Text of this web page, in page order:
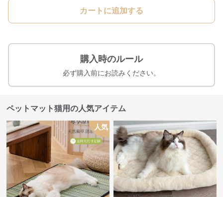
カートに追加する
購入時のルール
必ず購入前にお読みください。
ペットマット猫用の人気アイテム
人気